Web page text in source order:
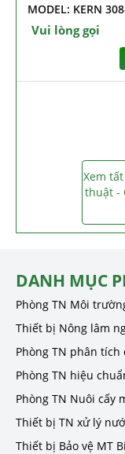
MODEL: KERN
Vui lòng gọi
Xem
thuật -
DANH MỤC
Phòng TN Môi
Thiết bị Nông lâm
Phòng TN phân tích
Phòng TN hiệu
Phòng TN Nuôi cấy
Thiết bị TN xử lý
Thiết bị Bảo vệ MT